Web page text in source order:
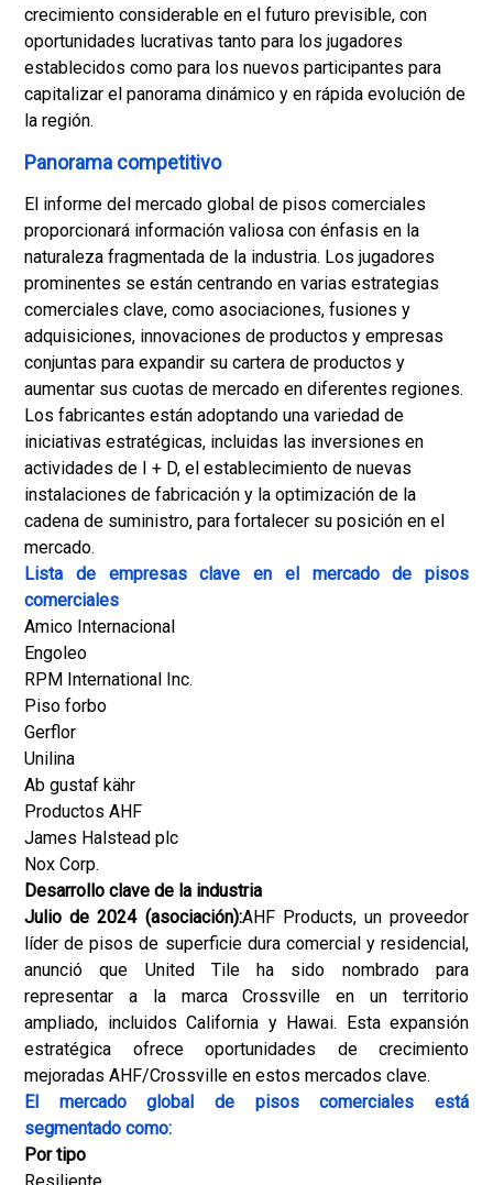
crecimiento considerable en el futuro previsible, con
oportunidades lucrativas tanto para los jugadores
establecidos como para los nuevos participantes para
capitalizar el panorama dinámico y en rápida evolución de
la región.
Panorama competitivo
El informe del mercado global de pisos comerciales
proporcionará información valiosa con énfasis en la
naturaleza fragmentada de la industria. Los jugadores
prominentes se están centrando en varias estrategias
comerciales clave, como asociaciones, fusiones y
adquisiciones, innovaciones de productos y empresas
conjuntas para expandir su cartera de productos y
aumentar sus cuotas de mercado en diferentes regiones.
Los fabricantes están adoptando una variedad de
iniciativas estratégicas, incluidas las inversiones en
actividades de I + D, el establecimiento de nuevas
instalaciones de fabricación y la optimización de la
cadena de suministro, para fortalecer su posición en el
mercado.
Lista de empresas clave en el mercado de pisos
comerciales
Amico Internacional
Engoleo
RPM International Inc.
Piso forbo
Gerflor
Unilina
Ab gustaf kähr
Productos AHF
James Halstead plc
Nox Corp.
Desarrollo clave de la industria
Julio de 2024 (asociación):AHF Products, un proveedor
líder de pisos de superficie dura comercial y residencial,
anunció que United Tile ha sido nombrado para
representar a la marca Crossville en un territorio
ampliado, incluidos California y Hawai. Esta expansión
estratégica ofrece oportunidades de crecimiento
mejoradas AHF/Crossville en estos mercados clave.
El mercado global de pisos comerciales está
segmentado como:
Por tipo